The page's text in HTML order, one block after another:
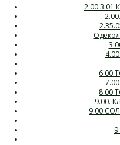
2.00.3.01
9.00.